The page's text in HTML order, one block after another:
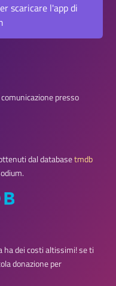
scaricare l'app di
presso
dal databasetmdb
ha dei costi altissimi! se ti
donazione per